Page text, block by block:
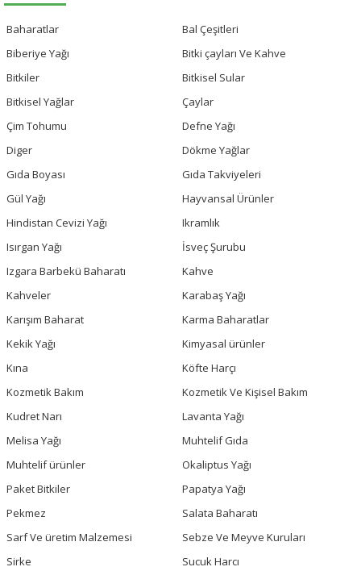
Baharatlar
Bal Çeşitleri
Biberiye Yağı
Bitki çayları Ve Kahve
Bitkiler
Bitkisel Sular
Bitkisel Yağlar
Çaylar
Çim Tohumu
Defne Yağı
Diger
Dökme Yağlar
Gıda Boyası
Gıda Takviyeleri
Gül Yağı
Hayvansal Ürünler
Hindistan Cevizi Yağı
Ikramlık
Isırgan Yağı
İsveç Şurubu
Izgara Barbekü Baharatı
Kahve
Kahveler
Karabaş Yağı
Karışım Baharat
Karma Baharatlar
Kekik Yağı
Kimyasal ürünler
Kına
Köfte Harçı
Kozmetik Bakım
Kozmetik Ve Kişisel Bakım
Kudret Narı
Lavanta Yağı
Melisa Yağı
Muhtelif Gıda
Muhtelif ürünler
Okaliptus Yağı
Paket Bitkiler
Papatya Yağı
Pekmez
Salata Baharatı
Sarf Ve üretim Malzemesi
Sebze Ve Meyve Kuruları
Sirke
Sucuk Harcı